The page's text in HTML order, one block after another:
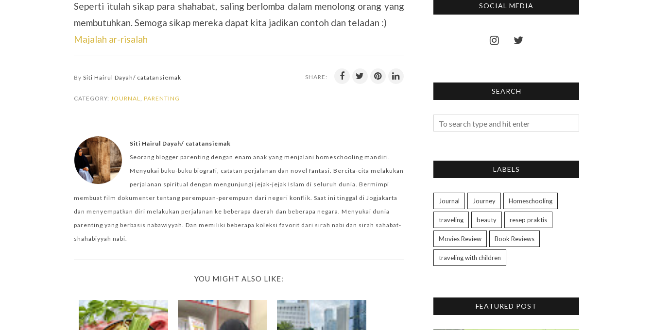
Seperti itulah sikap para shahabat, saling berlomba dalam menolong orang yang
membutuhkan. Semoga sikap mereka dapat kita jadikan contoh dan teladan :)
Majalah ar-risalah
By Siti Hairul Dayah/ catatansiemak SHARE:
CATEGORY: JOURNAL, PARENTING
Siti Hairul Dayah/ catatansiemak
Seorang blogger parenting dengan enam anak yang menjalani homeschooling mandiri.
Menyukai buku-buku biografi, catatan perjalanan dan novel fantasi. Bercita-cita melakukan
perjalanan spiritual dengan mengunjungi jejak-jejak Islam di seluruh dunia. Bermimpi
membuat film dokumenter tentang perempuan-perempuan dari negeri konflik. Saat ini tinggal di Jogjakarta
dan menyempatkan diri melakukan perjalanan ke beberapa daerah dan beberapa negara. Menyukai dunia
parenting yang berbasis nabawiyyah. Dan memiliki beberapa koleksi favorit dari sirah nabi dan sirah sahabat-
shahabiyyah nabi.
YOU MIGHT ALSO LIKE:
SOCIAL MEDIA
SEARCH
LABELS
Journal Journey Homeschooling
traveling beauty resep praktis
Movies Review Book Reviews
traveling with children
FEATURED POST